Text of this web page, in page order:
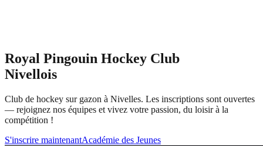
Royal Pingouin Hockey Club
Nivellois
Club de hockey sur gazon à Nivelles. Les inscriptions sont ouvertes
— rejoignez nos équipes et vivez votre passion, du loisir à la
compétition !
S'inscrire maintenantAcadémie des Jeunes